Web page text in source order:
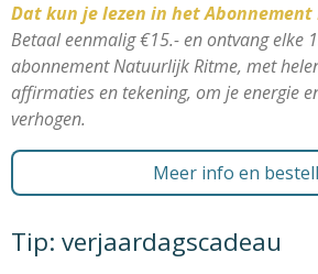
Dat kun je lezen in het
Betaal eenmalig €15.- en ontvang elke
abonnement Natuurlijk Ritme, met
affirmaties en tekening, om je energie
verhogen.
Meer info en
Tip: verjaardagscadeau